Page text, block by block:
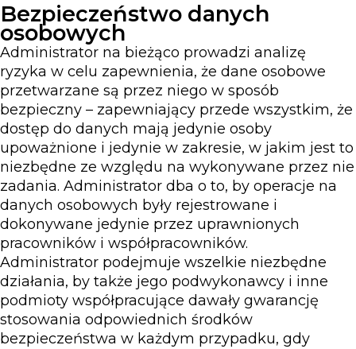
Bezpieczeństwo danych
osobowych
Administrator na bieżąco prowadzi analizę
ryzyka w celu zapewnienia, że dane osobowe
przetwarzane są przez niego w sposób
bezpieczny – zapewniający przede wszystkim, że
dostęp do danych mają jedynie osoby
upoważnione i jedynie w zakresie, w jakim jest to
niezbędne ze względu na wykonywane przez nie
zadania. Administrator dba o to, by operacje na
danych osobowych były rejestrowane i
dokonywane jedynie przez uprawnionych
pracowników i współpracowników.
Administrator podejmuje wszelkie niezbędne
działania, by także jego podwykonawcy i inne
podmioty współpracujące dawały gwarancję
stosowania odpowiednich środków
bezpieczeństwa w każdym przypadku, gdy